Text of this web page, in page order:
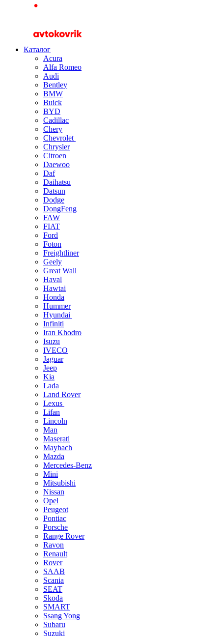
Каталог
Acura
Alfa Romeo
Audi
Bentley
BMW
Buick
BYD
Cadillac
Chery
Chevrolet
Chrysler
Citroen
Daewoo
Daf
Daihatsu
Datsun
Dodge
DongFeng
FAW
FIAT
Ford
Foton
Freightliner
Geely
Great Wall
Haval
Hawtai
Honda
Hummer
Hyundai
Infiniti
Iran Khodro
Isuzu
IVECO
Jaguar
Jeep
Kia
Lada
Land Rover
Lexus
Lifan
Lincoln
Man
Maserati
Maybach
Mazda
Mercedes-Benz
Mini
Mitsubishi
Nissan
Opel
Peugeot
Pontiac
Porsche
Range Rover
Ravon
Renault
Rover
SAAB
Scania
SEAT
Skoda
SMART
Ssang Yong
Subaru
Suzuki